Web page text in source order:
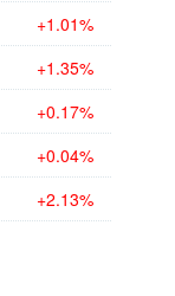
+1.01%
+1.35%
+0.17%
+0.04%
+2.13%